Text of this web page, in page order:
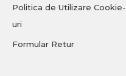
Politica de Utilizare Cookie-
uri
Formular Retur